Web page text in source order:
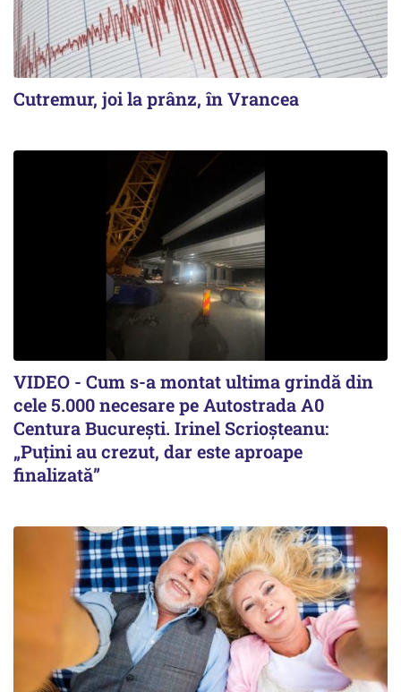
Cutremur, joi la prânz, în Vrancea
VIDEO - Cum s-a montat ultima grindă din
cele 5.000 necesare pe Autostrada A0
Centura București. Irinel Scrioșteanu:
„Puțini au crezut, dar este aproape
finalizată”